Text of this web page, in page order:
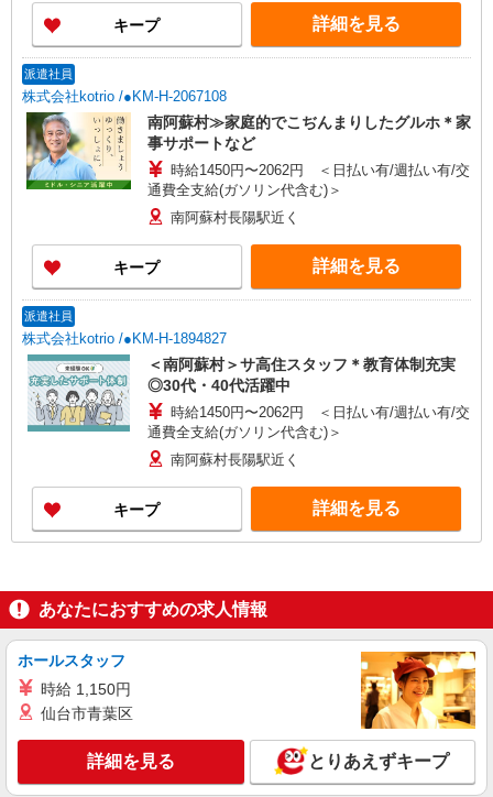
にご相談ください。 ◆交通費：別途全額支給 ※当
社規定あり
す！
キープ 詳細を見る
派遣社員
株式会社kotrio /●KM-H-2067108
南阿蘇村≫家庭的でこぢんまりしたグルホ＊家
事サポートなど
時給1450円〜2062円 ＜日払い有/週払い有/交
通費全支給(ガソリン代含む)＞
南阿蘇村長陽駅近く
キープ 詳細を見る
派遣社員
株式会社kotrio /●KM-H-1894827
＜南阿蘇村＞サ高住スタッフ＊教育体制充実
◎30代・40代活躍中
時給1450円〜2062円 ＜日払い有/週払い有/交
通費全支給(ガソリン代含む)＞
南阿蘇村長陽駅近く
キープ 詳細を見る
あなたにおすすめの求人情報
ホールスタッフ
時給 1,150円
仙台市青葉区
詳細を見る とりあえずキープ